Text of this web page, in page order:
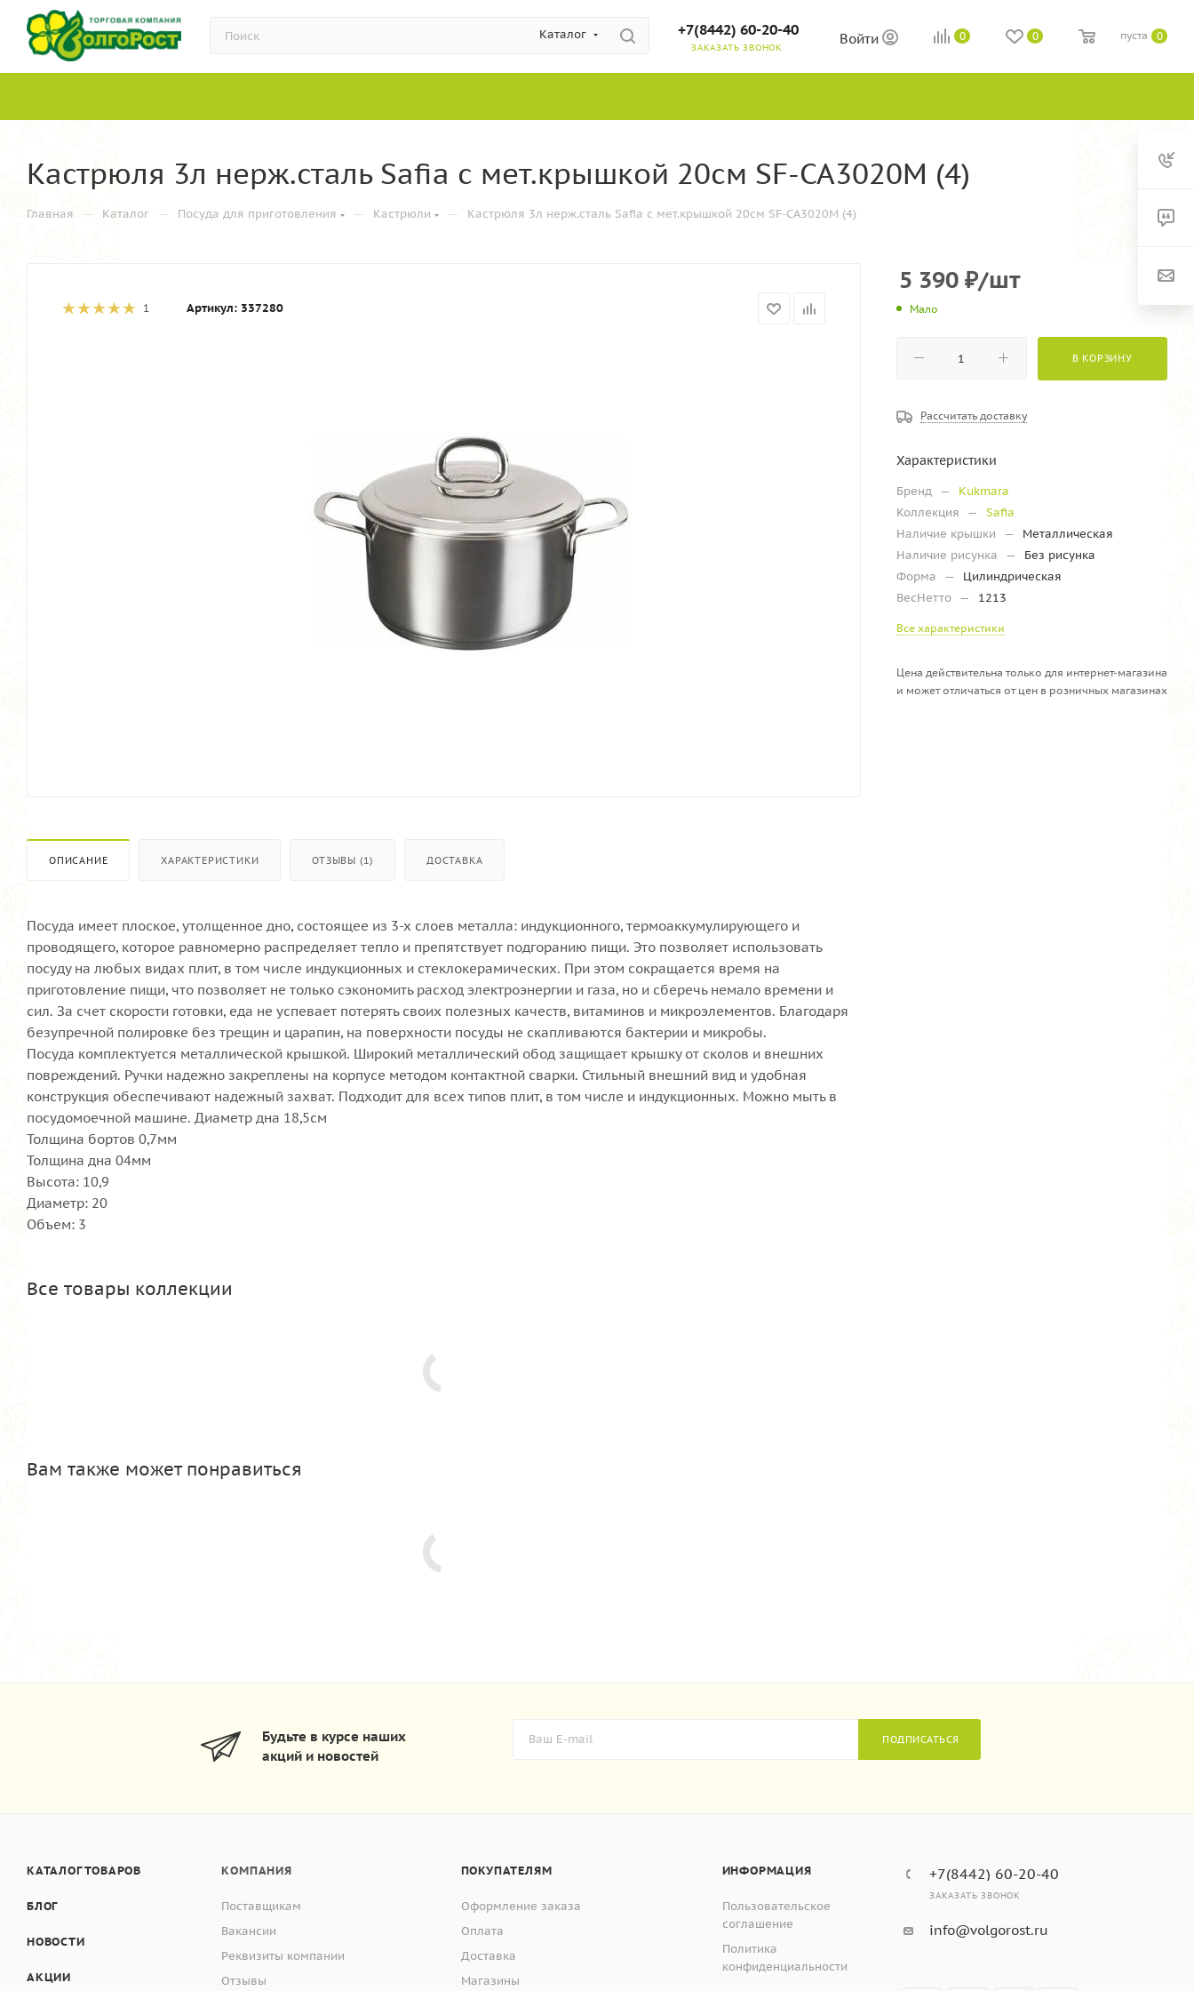
Каталог +7(8442) 60-20-40
ЗАКАЗАТЬ ЗВОНОК
Войти 0 0 0
пуста
Кастрюля 3л нерж.сталь Safia с мет.крышкой 20см SF-CA3020М (4)
Главная — Каталог — Посуда для приготовления — Кастрюли — Кастрюля 3л нерж.сталь Safia с мет.крышкой 20см SF-CA3020М (4)
1 Артикул: 337280
ОПИСАНИЕ ХАРАКТЕРИСТИКИ ОТЗЫВЫ (1) ДОСТАВКА
Посуда имеет плоское, утолщенное дно, состоящее из 3-х слоев металла: индукционного, термоаккумулирующего и
проводящего, которое равномерно распределяет тепло и препятствует подгоранию пищи. Это позволяет использовать
посуду на любых видах плит, в том числе индукционных и стеклокерамических. При этом сокращается время на
приготовление пищи, что позволяет не только сэкономить расход электроэнергии и газа, но и сберечь немало времени и
сил. За счет скорости готовки, еда не успевает потерять своих полезных качеств, витаминов и микроэлементов. Благодаря
безупречной полировке без трещин и царапин, на поверхности посуды не скапливаются бактерии и микробы.
Посуда комплектуется металлической крышкой. Широкий металлический обод защищает крышку от сколов и внешних
повреждений. Ручки надежно закреплены на корпусе методом контактной сварки. Стильный внешний вид и удобная
конструкция обеспечивают надежный захват. Подходит для всех типов плит, в том числе и индукционных. Можно мыть в
посудомоечной машине. Диаметр дна 18,5см
Толщина бортов 0,7мм
Толщина дна 04мм
Высота: 10,9
Диаметр: 20
Объем: 3
Все товары коллекции
Вам также может понравиться
5 390 ₽/шт
Мало
В КОРЗИНУ
Рассчитать доставку
Характеристики
Бренд —
Kukmara
Коллекция
—
Safia
Наличие крышки
—
Металлическая
Наличие рисунка
—
Без рисунка
Форма
—
Цилиндрическая
ВесНетто — 1213
Все характеристики
Цена действительна только для интернет-магазина
и может отличаться от цен в розничных магазинах
Будьте в курсе наших
акций и новостей
ПОДПИСАТЬСЯ
КАТАЛОГ ТОВАРОВ
БЛОГ
НОВОСТИ
АКЦИИ
КОМПАНИЯ
Поставщикам
Вакансии
Реквизиты компании
Отзывы
ПОКУПАТЕЛЯМ
Оформление заказа
Оплата
Доставка
Магазины
ИНФОРМАЦИЯ
Пользовательское
соглашение
Политика
конфиденциальности
+7(8442) 60-20-40
ЗАКАЗАТЬ ЗВОНОК
info@volgorost.ru